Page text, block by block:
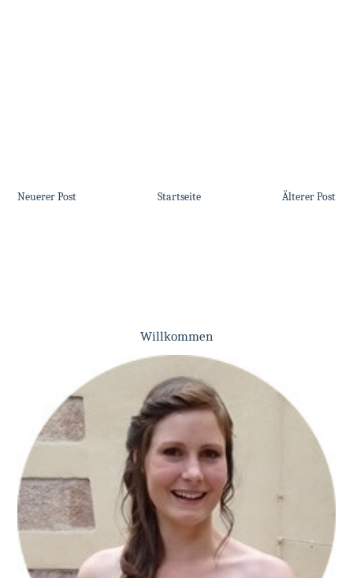
Neuerer Post Älterer Post
Startseite
Willkommen